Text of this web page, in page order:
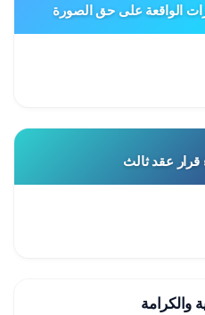
الواقعة على حق الصورة
قرار عقد ثالث
والكرامة